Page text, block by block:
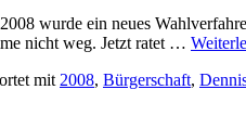
wurde ein neues
nicht weg. Jetzt ratet …
mit 2008, Bürgerschaft,